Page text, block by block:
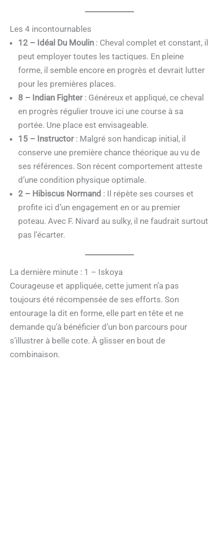
Les 4 incontournables
12 – Idéal Du Moulin : Cheval complet et constant, il
peut employer toutes les tactiques. En pleine
forme, il semble encore en progrès et devrait lutter
pour les premières places.
8 – Indian Fighter: Généreux et appliqué, ce cheval
en progrès régulier trouve ici une course à sa
portée. Une place est envisageable.
15 – Instructor: Malgré son handicap initial, il
conserve une première chance théorique au vu de
ses références. Son récent comportement atteste
d’une condition physique optimale.
2 – Hibiscus Normand : Il répète ses courses et
profite ici d’un engagement en or au premier
poteau. Avec F. Nivard au sulky, il ne faudrait surtout
pas l’écarter.
La dernière minute : 1 – Iskoya
Courageuse et appliquée, cette jument n’a pas
toujours été récompensée de ses efforts. Son
entourage la dit en forme, elle part en tête et ne
demande qu’à bénéficier d’un bon parcours pour
s’illustrer à belle cote. À glisser en bout de
combinaison.